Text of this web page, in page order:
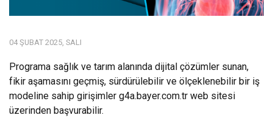
04 ŞUBAT 2025, SALI
Programa sağlık ve tarım alanında dijital çözümler sunan,
fikir aşamasını geçmiş, sürdürülebilir ve ölçeklenebilir bir iş
modeline sahip girişimler g4a.bayer.com.tr web sitesi
üzerinden başvurabilir.